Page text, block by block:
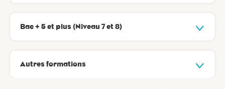
Bac + 5 et plus (Niveau 7 et 8)
Autres formations